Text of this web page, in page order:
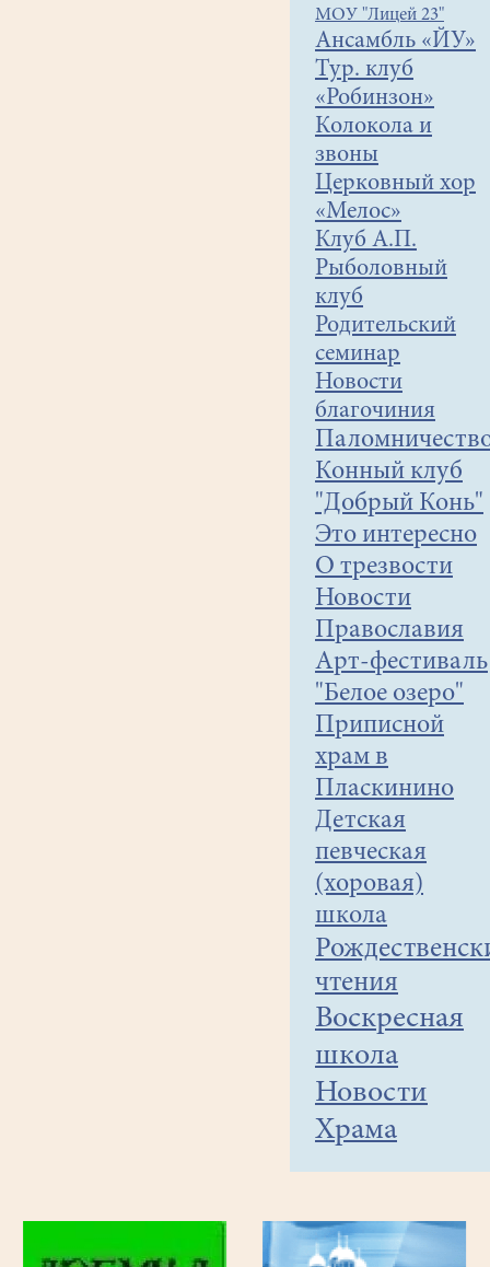
МОУ "Лицей 23"
Ансамбль «ЙУ»
Тур. клуб
«Робинзон»
Колокола и
звоны
Церковный хор
«Мелос»
Клуб А.П.
Рыболовный
клуб
Родительский
семинар
Новости
благочиния
Конный клуб
"Добрый Конь"
Это интересно
О трезвости
Новости
Православия
Арт-фестиваль
"Белое озеро"
Приписной
храм в
Пласкинино
Детская
певческая
(хоровая)
школа
чтения
Воскресная
школа
Новости
Храма